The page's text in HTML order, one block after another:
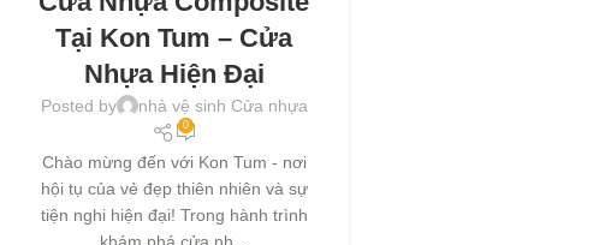
Tại Kon Tum – Cửa
Nhựa Hiện Đại
Posted by nhà vệ sinh Cửa nhựa
0
Chào mừng đến với Kon Tum - nơi
hội tụ của vẻ đẹp thiên nhiên và sự
tiện nghi hiện đại! Trong hành trình
khám phá cửa nh...